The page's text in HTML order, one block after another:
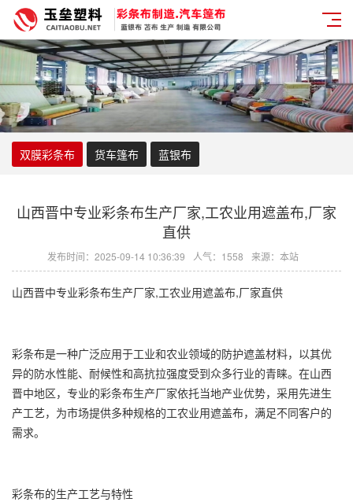
双膜彩条布 货车篷布 蓝银布
山西晋中专业彩条布生产厂家,工农业用遮盖布,厂家
直供
发布时间：2025-09-14 10:36:39 人气：1558 来源：本站
山西晋中专业彩条布生产厂家,工农业用遮盖布,厂家直供
彩条布是一种广泛应用于工业和农业领域的防护遮盖材料，以其优
异的防水性能、耐候性和高抗拉强度受到众多行业的青睐。在山西
晋中地区，专业的彩条布生产厂家依托当地产业优势，采用先进生
产工艺，为市场提供多种规格的工农业用遮盖布，满足不同客户的
需求。
彩条布的生产工艺与特性